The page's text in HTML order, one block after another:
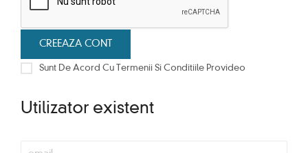
Sunt De Acord Cu Termenii Si Conditiile Provideo
Utilizator existent